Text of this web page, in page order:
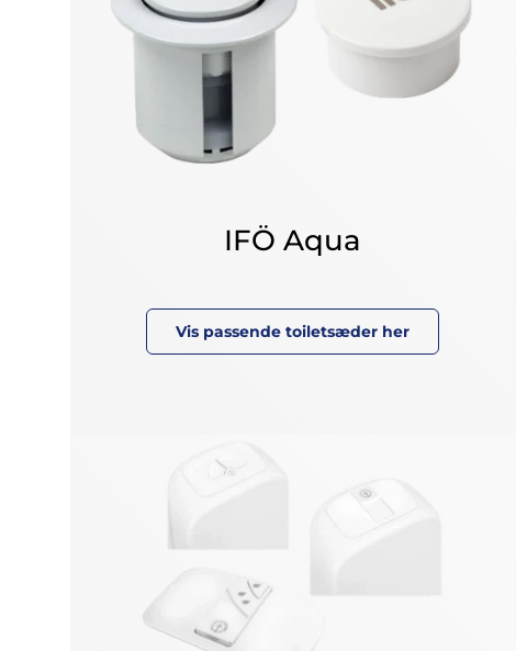
IFÖ Aqua
Vis passende toiletsæder her